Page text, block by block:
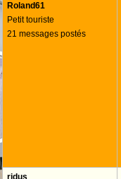
Roland61
Petit touriste
21 messages postés
ridus